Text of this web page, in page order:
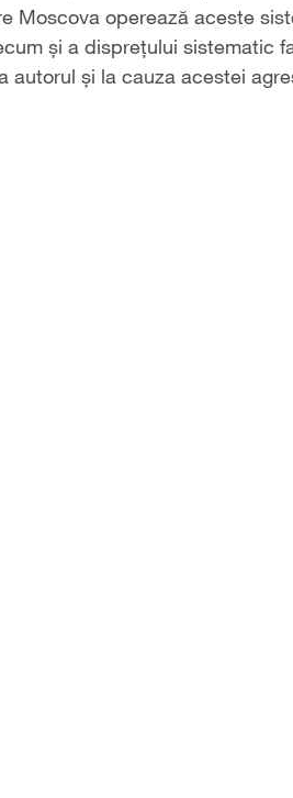
Moscova operează aceste
și a disprețului sistematic
autorul și la cauza acestei